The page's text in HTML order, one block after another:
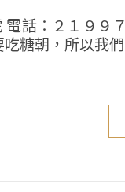
話：２１９９
糖朝，所以我